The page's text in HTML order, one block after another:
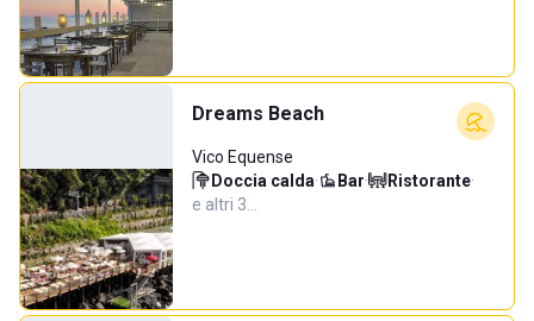
Dreams Beach
Vico Equense
Doccia calda· Bar· Ristorante·
e altri 3…